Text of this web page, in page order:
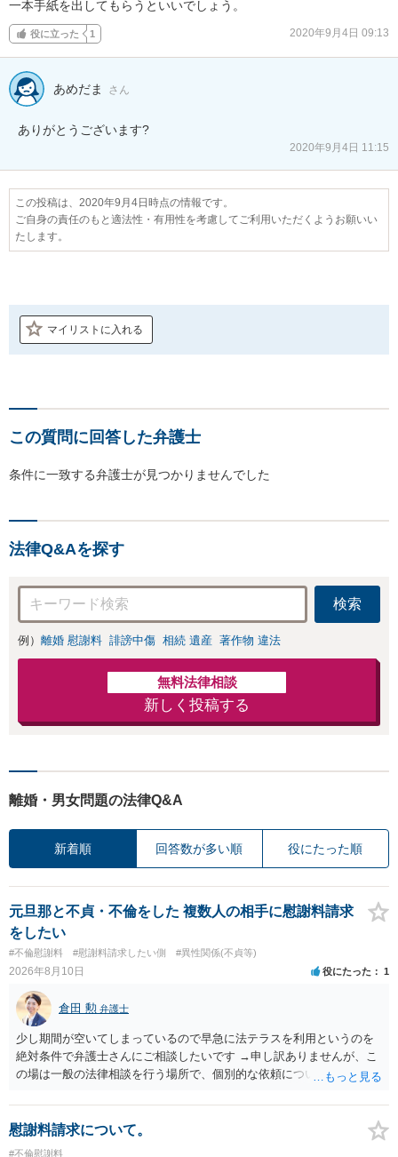
一本手紙を出してもらうといいでしょう。
役に立った 1 2020年9月4日 09:13
あめだま さん
ありがとうございます?
2020年9月4日 11:15
この投稿は、2020年9月4日時点の情報です。
ご自身の責任のもと適法性・有用性を考慮してご利用いただくようお願いい
たします。
マイリストに入れる
この質問に回答した弁護士
条件に一致する弁護士が見つかりませんでした
法律Q&Aを探す
検索
例） 離婚 慰謝料 誹謗中傷 相続 遺産 著作物 違法
無料法律相談
新しく投稿する
離婚・男女問題の法律Q&A
新着順 回答数が多い順 役にたった順
元旦那と不貞・不倫をした 複数人の相手に慰謝料請求
をしたい
#不倫慰謝料 #慰謝料請求したい側 #異性関係(不貞等)
2026年8月10日 役にたった 1
倉田 勲 弁護士
少し期間が空いてしまっているので早急に法テラスを利用というのを
絶対条件で弁護士さんにご相談したいです →申し訳ありませんが、こ
の場は一般の法律相談を行う場所で、個別的な依頼についてやり取り
うことでしたら、ココナラ法律相談の「弁護士検索」で法テラス利用
可能な弁護士に直接お問い合わせください。
慰謝料請求について。
#不倫慰謝料